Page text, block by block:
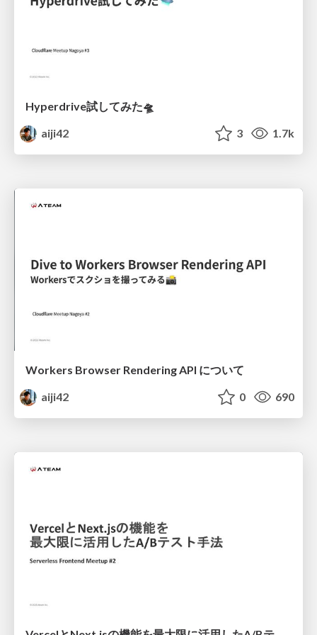
Hyperdrive試してみた🛸
aiji42
3 1.7k
Workers Browser Rendering API について
aiji42
0 690